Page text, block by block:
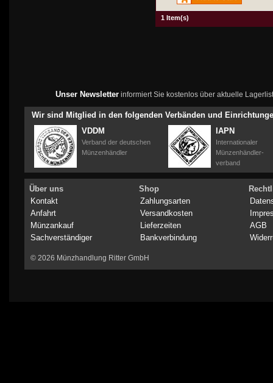
1 Item(s)
Unser Newsletterinformiert Sie kostenlos über aktuelle
Wir sind Mitglied in den folgenden Verbänden und
VDDM
Verband der deutschen
Münzenhändler
IAPN
Internationaler
Münzenhändler-
verband
Über uns
Kontakt
Anfahrt
Münzankauf
Sachverständiger
Shop
Zahlungsarten
Versandkosten
Lieferzeiten
Bankverbindung
AGB
© 2026 Münzhandlung Ritter GmbH